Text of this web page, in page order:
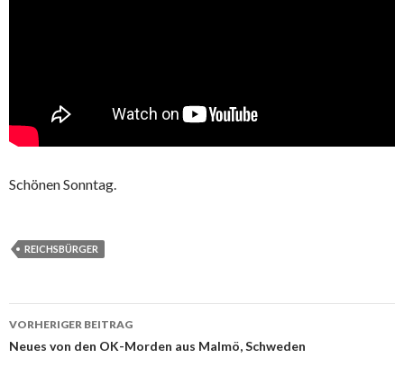
Schönen Sonntag.
REICHSBÜRGER
Beitrags-
VORHERIGER BEITRAG
Neues von den OK-Morden aus Malmö, Schweden